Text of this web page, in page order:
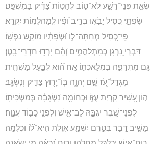
שְׂאֵ֣ת פְּנֵי־רָשָׁ֣ע לֹא־ט֑וֹב לְהַטּ֥וֹת צַ֝דִּ֗יק בַּמִּשְׁפָּֽט׃
שִׂפְתֵ֣י כְ֭סִיל יָבֹ֣אֽוּ בְרִ֑יב וּ֝פִ֗יו לְֽמַהֲלֻמ֥וֹת יִקְרָֽא׃
פִּֽי־כְ֭סִיל מְחִתָּה־ל֑וֹ וּ֝שְׂפָתָ֗יו מוֹקֵ֥שׁ נַפְשֽׁוֹ׃
דִּבְרֵ֣י נִ֭רְגָּן כְּמִֽתְלַהֲמִ֑ים וְ֝הֵ֗ם יָרְד֥וּ חַדְרֵי־בָֽטֶן׃
גַּ֭ם מִתְרַפֶּ֣ה בִמְלַאכְתּ֑וֹ אָ֥ח ה֝֗וּא לְבַ֣עַל מַשְׁחִֽית׃
מִגְדַּל־עֹ֭ז שֵׁ֣ם יְהוָ֑ה בּֽוֹ־יָר֖וּץ צַדִּ֣יק וְנִשְׂגָּֽב׃
ה֣וֹן עָ֭שִׁיר קִרְיַ֣ת עֻזּ֑וֹ וּכְחוֹמָ֥ה נִ֝שְׂגָּבָ֗ה בְּמַשְׂכִּיתֽוֹ׃
לִפְנֵי־שֶׁ֭בֶר יִגְבַּ֣הּ לֵב־אִ֑ישׁ וְלִפְנֵ֖י כָב֣וֹד עֲנָוָֽה׃
מֵשִׁ֣יב דָּ֭בָר בְּטֶ֣רֶם יִשְׁמָ֑ע אִוֶּ֥לֶת הִיא־ל֝֗וֹ וּכְלִמָּֽה׃